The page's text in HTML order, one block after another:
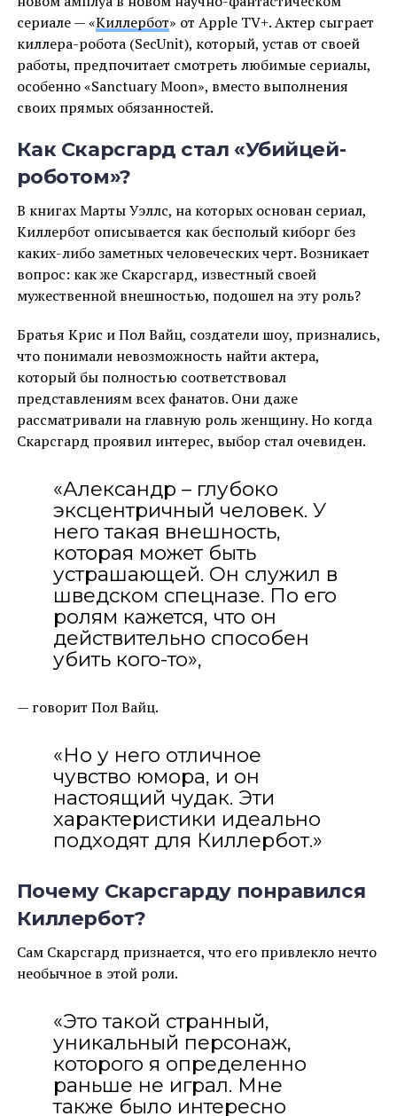
сериале — «Киллербот» от Apple TV+. Актер сыграет
киллера-робота (SecUnit), который, устав от своей
работы, предпочитает смотреть любимые сериалы,
особенно «Sanctuary Moon», вместо выполнения
своих прямых обязанностей.
Как Скарсгард стал «Убийцей-
роботом»?
В книгах Марты Уэллс, на которых основан сериал,
Киллербот описывается как бесполый киборг без
каких-либо заметных человеческих черт. Возникает
вопрос: как же Скарсгард, известный своей
мужественной внешностью, подошел на эту роль?
Братья Крис и Пол Вайц, создатели шоу, признались,
что понимали невозможность найти актера,
который бы полностью соответствовал
представлениям всех фанатов. Они даже
рассматривали на главную роль женщину. Но когда
Скарсгард проявил интерес, выбор стал очевиден.
«Александр – глубоко
эксцентричный человек. У
него такая внешность,
которая может быть
устрашающей. Он служил в
шведском спецназе. По его
ролям кажется, что он
действительно способен
убить кого-то»,
— говорит Пол Вайц.
«Но у него отличное
чувство юмора, и он
настоящий чудак. Эти
характеристики идеально
подходят для Киллербот.»
Почему Скарсгарду понравился
Киллербот?
Сам Скарсгард признается, что его привлекло нечто
необычное в этой роли.
«Это такой странный,
уникальный персонаж,
которого я определенно
раньше не играл. Мне
также было интересно